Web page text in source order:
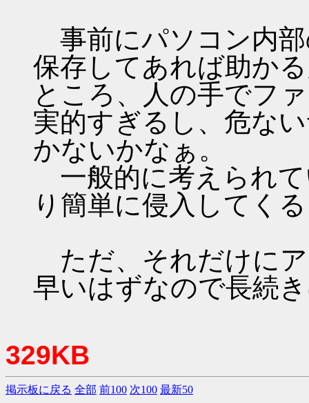
事前にパソコン内
保存してあれば助か
ところ、人の手でフ
実的すぎるし、危な
かないかなぁ。
一般的に考えられ
り簡単に侵入してく
ただ、それだけに
早いはずなので長続
329KB
掲示板に戻る 全部 前100 次100 最新50